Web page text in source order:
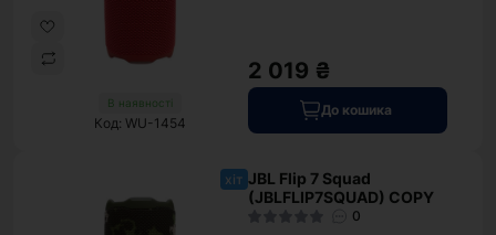
В наявності
Код: WU-1454
2 019 ₴
До кошика
хіт JBL Flip 7 Squad
(JBLFLIP7SQUAD) COPY
0